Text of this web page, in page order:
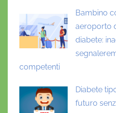
Bambino
aeroporto
diabete:
competenti
Diabete
futuro